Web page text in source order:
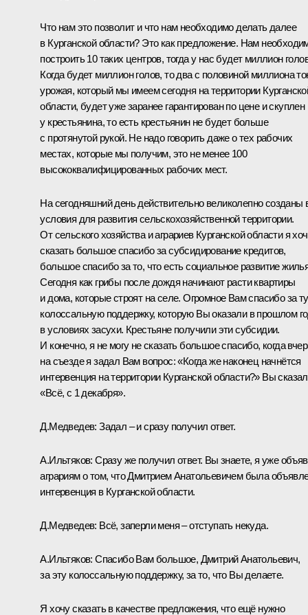
Что нам это позволит и что нам необходимо делать далее
в Курганской области? Это как предложение. Нам
построить 10 таких центров, тогда у нас будет миллион
Когда будет миллион голов, то два с половиной миллиона
урожая, который мы имеем сегодня на территории
области, будет уже заранее гарантирован по цене и скуплен
у крестьянина, то есть крестьянин не будет больше
с протянутой рукой. Не надо говорить даже о тех рабочих
местах, которые мы получим, это не менее 100
высококвалифицированных рабочих мест.
На сегодняшний день действительно великолепно созданы
условия для развития сельскохозяйственной территории.
От сельского хозяйства и аграриев Курганской области я
сказать большое спасибо за субсидирование кредитов,
большое спасибо за то, что есть социальное развитие
Сегодня как грибы после дождя начинают расти квартиры
и дома, которые строят на селе. Огромное Вам спасибо за ту
колоссальную поддержку, которую Вы оказали в прошлом
в условиях засухи. Крестьяне получили эти субсидии.
И конечно, я не могу не сказать большое спасибо, когда
на съезде я задал Вам вопрос: «Когда же наконец начнётся
интервенция на территории Курганской области?» Вы
«Всё, с 1 декабря».
Д.Медведев: Задал – и сразу получил ответ.
А.Ильтяков: Сразу же получил ответ. Вы знаете, я уже
аграриям о том, что Дмитрием Анатольевичем была
интервенция в Курганской области.
Д.Медведев: Всё, заперли меня – отступать некуда.
А.Ильтяков: Спасибо Вам большое, Дмитрий Анатольевич,
за эту колоссальную поддержку, за то, что Вы делаете.
Я хочу сказать в качестве предложения, что ещё нужно